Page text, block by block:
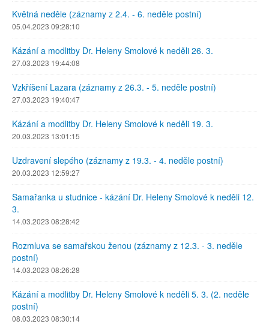
Květná neděle (záznamy z 2.4. - 6. neděle postní)
05.04.2023 09:28:10
Kázání a modlitby Dr. Heleny Smolové k neděli 26. 3.
27.03.2023 19:44:08
Vzkříšení Lazara (záznamy z 26.3. - 5. neděle postní)
27.03.2023 19:40:47
Kázání a modlitby Dr. Heleny Smolové k neděli 19. 3.
20.03.2023 13:01:15
Uzdravení slepého (záznamy z 19.3. - 4. neděle postní)
20.03.2023 12:59:27
Samařanka u studnice - kázání Dr. Heleny Smolové k neděli 12.
3.
14.03.2023 08:28:42
Rozmluva se samařskou ženou (záznamy z 12.3. - 3. neděle
postní)
14.03.2023 08:26:28
Kázání a modlitby Dr. Heleny Smolové k neděli 5. 3. (2. neděle
postní)
08.03.2023 08:30:14